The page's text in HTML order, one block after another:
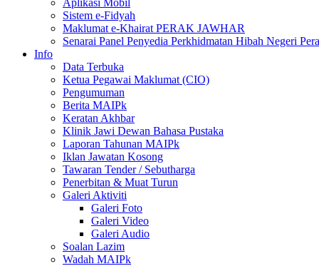
Aplikasi Mobil
Sistem e-Fidyah
Maklumat e-Khairat PERAK JAWHAR
Senarai Panel Penyedia Perkhidmatan Hibah Negeri
Info
Data Terbuka
Ketua Pegawai Maklumat (CIO)
Pengumuman
Berita MAIPk
Keratan Akhbar
Klinik Jawi Dewan Bahasa Pustaka
Laporan Tahunan MAIPk
Iklan Jawatan Kosong
Tawaran Tender / Sebutharga
Penerbitan & Muat Turun
Galeri Aktiviti
Galeri Foto
Galeri Video
Galeri Audio
Soalan Lazim
Wadah MAIPk